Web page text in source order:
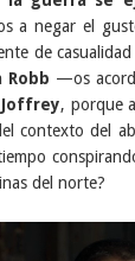
a negar el
de
Robb —os
, porque
contexto del
del norte?